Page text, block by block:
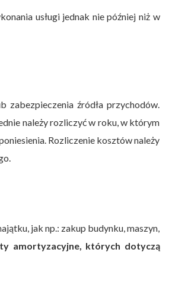
usługi jednak nie później niż w
zabezpieczenia źródła przychodów.
należy rozliczyć w roku, w którym
Rozliczenie kosztów należy
jak np.: zakup budynku, maszyn,
amortyzacyjne, których dotyczą